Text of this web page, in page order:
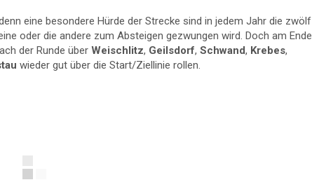
eine besondere Hürde der Strecke sind in jedem Jahr die zwölf
oder die andere zum Absteigen gezwungen wird. Doch am Ende
der Runde über Weischlitz, Geilsdorf, Schwand, Krebes,
wieder gut über die Start/Ziellinie rollen.